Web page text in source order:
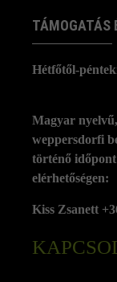
TÁMOGATÁS
Hétfőtől-
Magyar nyelvű,
weppersdorfi
történő időpont
elérhetőségen:
Kiss Zsanett